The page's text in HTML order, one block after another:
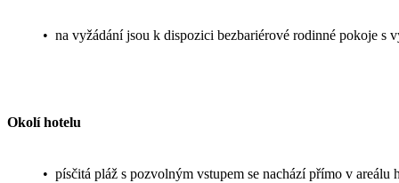
• na vyžádání jsou k dispozici bezbariérové rodinné pokoje s
Okolí hotelu
• písčitá pláž s pozvolným vstupem se nachází přímo v